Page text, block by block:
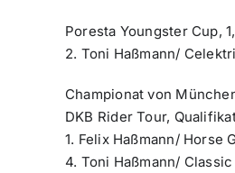
Poresta Youngster Cup,
2. Toni Haßmann/
Championat von
DKB Rider Tour,
1. Felix Haßmann/ Horse
4. Toni Haßmann/